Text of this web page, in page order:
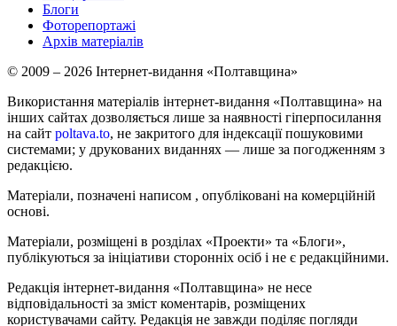
Блоги
Фоторепортажі
Архів матеріалів
© 2009 – 2026 Інтернет-видання «Полтавщина»
Використання матеріалів інтернет-видання «Полтавщина» на
інших сайтах дозволяється лише за наявності гіперпосилання
на сайт poltava.to, не закритого для індексації пошуковими
системами; у друкованих виданнях — лише за погодженням з
редакцією.
Матеріали, позначені написом , опубліковані на комерційній
основі.
Матеріали, розміщені в розділах «Проекти» та «Блоги»,
публікуються за ініціативи сторонніх осіб і не є редакційними.
Редакція інтернет-видання «Полтавщина» не несе
відповідальності за зміст коментарів, розміщених
користувачами сайту. Редакція не завжди поділяє погляди